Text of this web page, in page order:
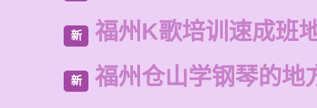
新 福州K歌培训速成班
新 福州仓山学钢琴的地